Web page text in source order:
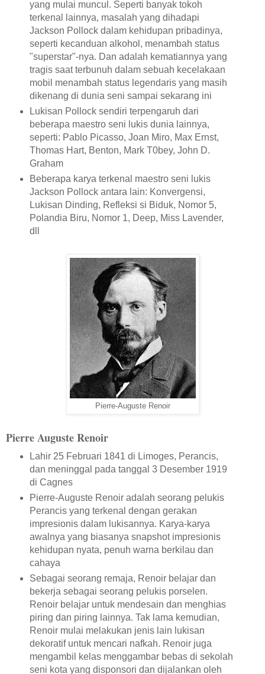
yang mulai muncul. Seperti banyak tokoh
terkenal lainnya, masalah yang dihadapi
Jackson Pollock dalam kehidupan pribadinya,
seperti kecanduan alkohol, menambah status
"superstar"-nya. Dan adalah kematiannya yang
tragis saat terbunuh dalam sebuah kecelakaan
mobil menambah status legendaris yang masih
dikenang di dunia seni sampai sekarang ini
Lukisan Pollock sendiri terpengaruh dari
beberapa maestro seni lukis dunia lainnya,
seperti: Pablo Picasso, Joan Miro, Max Ernst,
Thomas Hart, Benton, Mark T0bey, John D.
Graham
Beberapa karya terkenal maestro seni lukis
Jackson Pollock antara lain: Konvergensi,
Lukisan Dinding, Refleksi si Biduk, Nomor 5,
Polandia Biru, Nomor 1, Deep, Miss Lavender,
dll
Pierre-Auguste Renoir
Pierre Auguste Renoir
Lahir 25 Februari 1841 di Limoges, Perancis,
dan meninggal pada tanggal 3 Desember 1919
di Cagnes
Pierre-Auguste Renoir adalah seorang pelukis
Perancis yang terkenal dengan gerakan
impresionis dalam lukisannya. Karya-karya
awalnya yang biasanya snapshot impresionis
kehidupan nyata, penuh warna berkilau dan
cahaya
Sebagai seorang remaja, Renoir belajar dan
bekerja sebagai seorang pelukis porselen.
Renoir belajar untuk mendesain dan menghias
piring dan piring lainnya. Tak lama kemudian,
Renoir mulai melakukan jenis lain lukisan
dekoratif untuk mencari nafkah. Renoir juga
mengambil kelas menggambar bebas di sekolah
seni kota yang disponsori dan dijalankan oleh